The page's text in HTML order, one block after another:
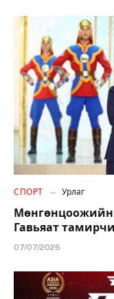
СПОРТ Урлаг
Мөнгөнцоожийн
Гавьяат
07/07/2026